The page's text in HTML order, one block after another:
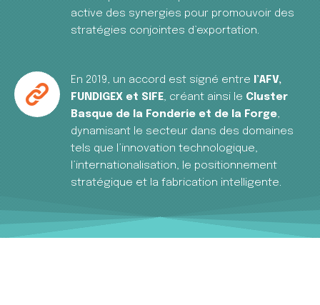
active des synergies pour promouvoir des
stratégies conjointes d’exportation.
En 2019, un accord est signé entrel’AFV,
FUNDIGEX et SIFE, créant ainsi leCluster
Basque de la Fonderie et de la Forge,
dynamisant le secteur dans des domaines
tels que l’innovation technologique,
l’internationalisation, le positionnement
stratégique et la fabrication intelligente.